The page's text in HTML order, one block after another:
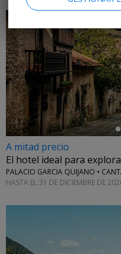
←
A mitad precio
El hotel ideal para
PALACIO GARCIA QUIJANO •
HASTA EL 31 DE DICIEMBRE DE